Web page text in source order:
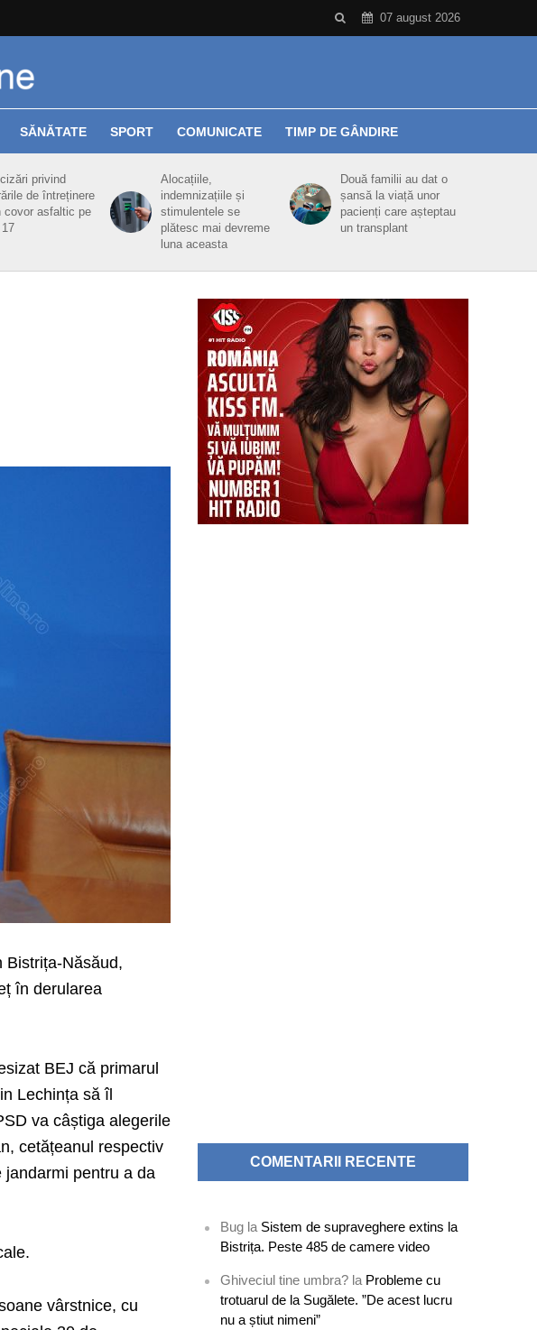
07 august 2026
SĂNĂTATE SPORT COMUNICATE TIMP DE GÂNDIRE
privind
de întreținere
covor asfaltic pe
17
Alocațiile,
indemnizațiile și
stimulentele se
plătesc mai devreme
luna aceasta
Două familii au dat o
șansă la viață unor
pacienți care așteptau
un transplant
Bistrița-Năsăud,
în derularea
BEJ că primarul
Lechința să îl
va câștiga alegerile
cetățeanul respectiv
pentru a da
vârstnice, cu
COMENTARII RECENTE
Bug la Sistem de supraveghere extins la
Bistrița. Peste 485 de camere video
Ghiveciul tine umbra? la Probleme cu
trotuarul de la Sugălete. ”De acest lucru
nu a știut nimeni”